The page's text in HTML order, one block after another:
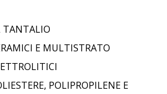
TANTALIO
E MULTISTRATO
POLIPROPILENE E